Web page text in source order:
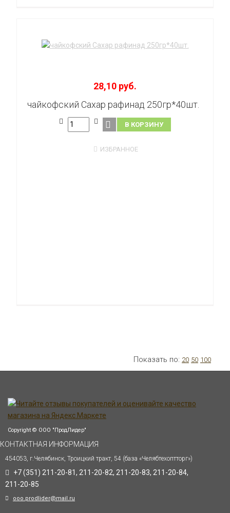
28,10 руб.
чайкофский Сахар рафинад 250гр*40шт.
В КОРЗИНУ
ИЗБРАННОЕ
Показать по: 20 50 100
Copyright © ООО "ПродЛидер"
КОНТАКТНАЯ ИНФОРМАЦИЯ
454053, г.Челябинск, Троицкий тракт, 54 (база «Челябтехоптторг»)
+7 (351) 211-20-81, 211-20-82, 211-20-83, 211-20-84,
211-20-85
ooo.prodlider@mail.ru